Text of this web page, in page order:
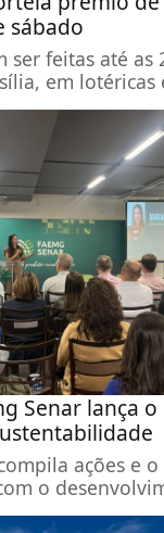
sábado
ser feitas até as
em lotéricas
Senar lança
ações e
o